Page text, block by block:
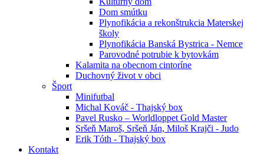
Dom smútku
Plynofikácia a rekonštrukcia Materskej
školy
Plynofikácia Banská Bystrica - Nemce
Parovodné potrubie k bytovkám
Kalamita na obecnom cintoríne
Duchovný život v obci
Šport
Minifutbal
Michal Kováč - Thajský box
Pavel Rusko – Worldloppet Gold Master
Sršeň Maroš, Sršeň Ján, Miloš Krajči - Judo
Erik Tóth - Thajský box
Kontakt